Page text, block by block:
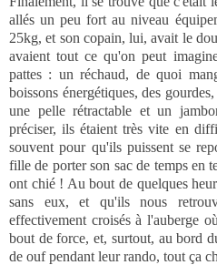
allés un peu fort au niveau
25kg, et son copain, lui, avait le
avaient tout ce qu'on peut
pattes : un réchaud, de quoi
boissons énergétiques, des
une pelle rétractable et un
préciser, ils étaient très vite en
souvent pour qu'ils puissent se
fille de porter son sac de temps en
ont chié ! Au bout de quelques
sans eux, et qu'ils nous
effectivement croisés à l'auberge
bout de force, et, surtout, au bord
de ouf pendant leur rando, tout ça